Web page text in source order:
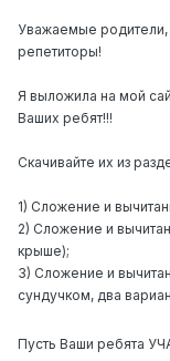
Уважаемые родители,
репетиторы!
Я выложила на мой
Ваших ребят!!!
Скачивайте их из
1) Сложение и
2) Сложение и
крыше);
3) Сложение и
сундучком, два
Пусть Ваши ребята